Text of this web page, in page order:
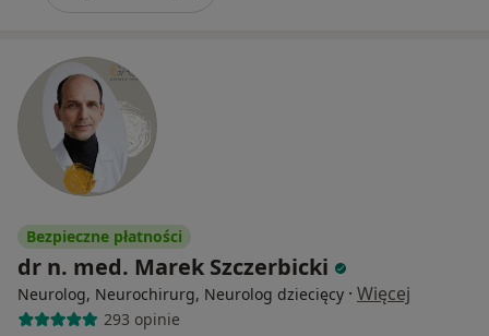
Bezpieczne płatności
dr n. med. Marek Szczerbicki
Neurolog, Neurochirurg, Neurolog dziecięcy · Więcej
293 opinie